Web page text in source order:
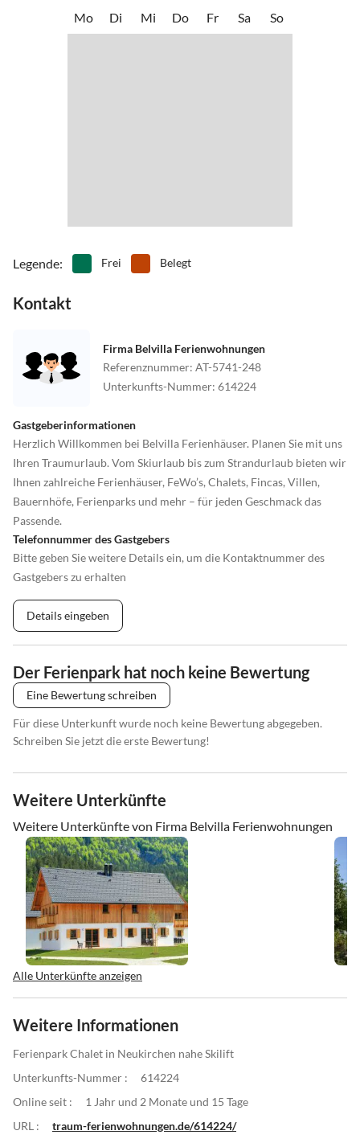
Mo
Di Mi Do Fr Sa So
Legende: Frei Belegt
Kontakt
Firma Belvilla Ferienwohnungen
Referenznummer: AT-5741-248
Unterkunfts-Nummer: 614224
Gastgeberinformationen
Herzlich Willkommen bei Belvilla Ferienhäuser. Planen Sie mit uns
Ihren Traumurlaub. Vom Skiurlaub bis zum Strandurlaub bieten wir
Ihnen zahlreiche Ferienhäuser, FeWo’s, Chalets, Fincas, Villen,
Bauernhöfe, Ferienparks und mehr – für jeden Geschmack das
Passende.
Telefonnummer des Gastgebers
Bitte geben Sie weitere Details ein, um die Kontaktnummer des
Gastgebers zu erhalten
Details eingeben
Der Ferienpark hat noch keine Bewertung
Eine Bewertung schreiben
Für diese Unterkunft wurde noch keine Bewertung abgegeben.
Schreiben Sie jetzt die erste Bewertung!
Weitere Unterkünfte
Weitere Unterkünfte von Firma Belvilla Ferienwohnungen
Alle Unterkünfte anzeigen
Weitere Informationen
Ferienpark Chalet in Neukirchen nahe Skilift
Unterkunfts-Nummer :
614224
Online seit :
1 Jahr und 2 Monate und 15 Tage
URL :
traum-ferienwohnungen.de/614224/